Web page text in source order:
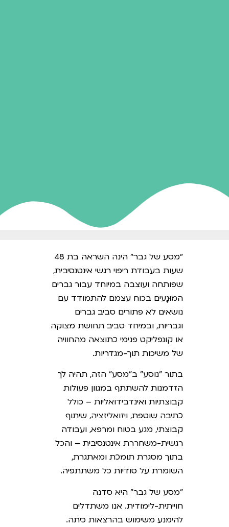
"מסע של גבר" הינה השראה בת 48
שעות בעבודת ריפוי רגשי אינטנסיבית,
שפותחה ועוצבה במיוחד עבור גברים
המוּנָעים בכוח עצמם להתמודד עם
נושאים לא פתורים סביב גברים
וגבריות, ובמיחד סביב תחושת מצוקה
או קונפליקט פנימי כתוצאה מהחוויה
של משיכות תוך-מגדריות.
בתור "נוסע" ב"מסע" הזה, תהיה לך
הזדמנות להשתתף במגוון פעולות
קבוצתיות ואינדבידואליות – כולל
כתיבה שוטפת, ויזואליזציה, שיתוף
קבוצתי, מגע בטוח ומרפא, ועבודה
רגשית-משחררת אינטנסיבית – והכל
בתוך מסגרת תומכת ומאתגרת,
השומרת על סודיות כל משתתפיה.
"מסע של גבר" היא סדנה
חוייתית-לימודית. אנו משתדלים
להימנע משימוש בהרצאות כיתה.